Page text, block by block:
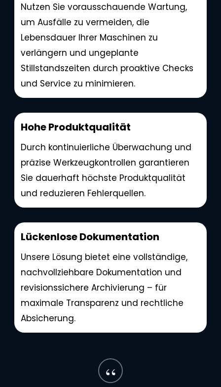
Nutzen Sie vorausschauende Wartung,
um Ausfälle zu vermeiden, die
Lebensdauer Ihrer Maschinen zu
verlängern und ungeplante
Stillstandszeiten durch proaktive Checks
und Service zu minimieren.
Hohe Produktqualität
Durch kontinuierliche Überwachung und
präzise Werkzeugkontrollen garantieren
Sie dauerhaft höchste Produktqualität
und reduzieren Fehlerquellen.
Lückenlose Dokumentation
Unsere Lösung bietet eine vollständige,
nachvollziehbare Dokumentation und
revisionssichere Archivierung – für
maximale Transparenz und rechtliche
Absicherung.
“